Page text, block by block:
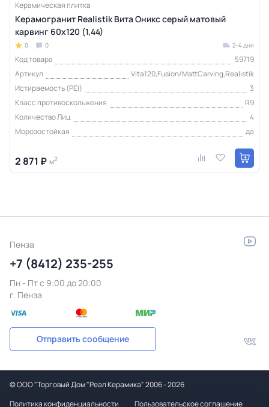
Керамическая плитка
Керамогранит Realistik Вита Оникс серый матовый
карвинг 60x120 (1,44)
0 0 2-4 дня
Код товара
59719
Артикул
Vita120,Fusion/MattCarving,Realistik
Истираемость (PEI)
3
Класс противоскольжения
R9
Количество Лиц
4
Морозостойкая
да
2 871 ₽ м2
Пенза
+7 (8412) 235-255
Пн - Пт c 9:00 до 20:00
г. Пенза
Отправить сообщение
©ООО "Торговый Дом "Реал Керамика"2006 - 2026
Политика конфиденциальности
Пользовательское соглашение